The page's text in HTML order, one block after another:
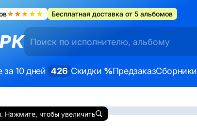
★★★★★ Бесплатная доставка от 5 альбомов
за 10 дней 426 Скидки %ПредзаказСборники
Нажмите, чтобы увеличить